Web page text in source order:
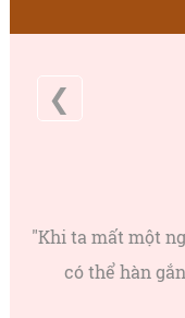
❮
"Khi ta mất một
có thể hàn